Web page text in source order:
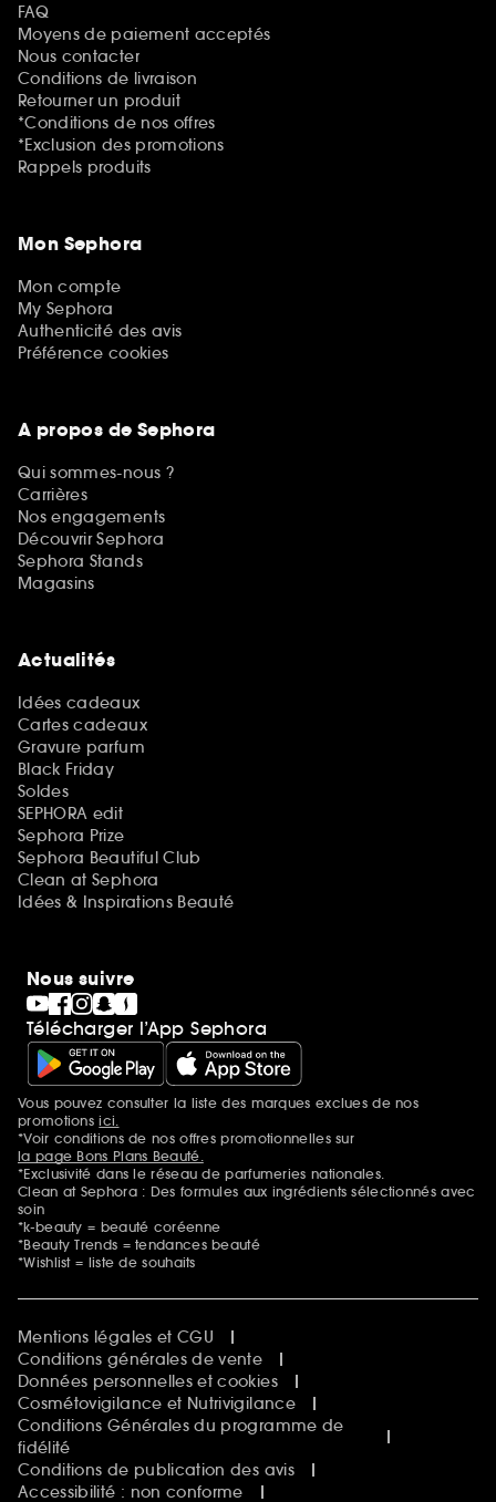
FAQ
Moyens de paiement acceptés
Nous contacter
Conditions de livraison
Retourner un produit
*Conditions de nos offres
*Exclusion des promotions
Rappels produits
Mon Sephora
Mon compte
My Sephora
Authenticité des avis
Préférence cookies
A propos de Sephora
Qui sommes-nous ?
Carrières
Nos engagements
Découvrir Sephora
Sephora Stands
Magasins
Actualités
Idées cadeaux
Cartes cadeaux
Gravure parfum
Black Friday
Soldes
SEPHORA edit
Sephora Prize
Sephora Beautiful Club
Clean at Sephora
Idées & Inspirations Beauté
Nous suivre
Télécharger l’App Sephora
Mentions additionnelles
Vous pouvez consulter la liste des marques exclues de nos
promotionsici.
*Voir conditions de nos offres promotionnelles sur
la page Bons Plans Beauté.
*Exclusivité dans le réseau de parfumeries nationales.
Clean at Sephora : Des formules aux ingrédients sélectionnés avec
soin
*k-beauty = beauté coréenne
*Beauty Trends = tendances beauté
*Wishlist = liste de souhaits
Mentions légales et CGU
Conditions générales de vente
Données personnelles et cookies
Cosmétovigilance et Nutrivigilance
Conditions Générales du programme de
fidélité
Conditions de publication des avis
Accessibilité : non conforme